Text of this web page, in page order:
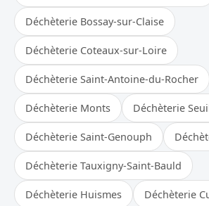
Déchèterie Bossay-sur-Claise
Déchèterie Coteaux-sur-Loire
Déchèterie Saint-Antoine-du-Rocher
Déchèterie Monts Déchèterie
Déchèterie Saint-Genouph
Déchèterie Tauxigny-Saint-Bauld
Déchèterie Huismes Déchèterie